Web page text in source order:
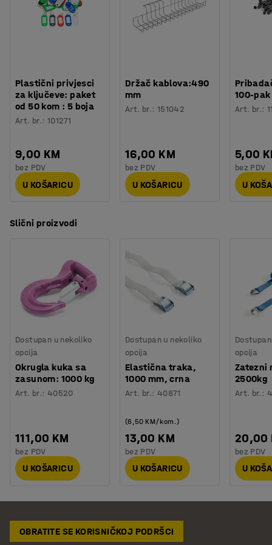
Plastični privjesci
za ključeve: paket
od 50 kom : 5 boja
Art. br.:101271
9,00 KM
bez PDV
U KOŠARICU
Držač kablova:490
mm
Art. br.: 151042
16,00 KM
bez PDV
U KOŠARICU
100-pak
Art. br.:
5,00
bez PDV
U
Slični proizvodi
Dostupan u nekoliko
opcija
Okrugla kuka sa
zasunom: 1000 kg
Art. br.: 40520
111,00 KM
bez PDV
U KOŠARICU
Dostupan u nekoliko
opcija
Elastična traka,
1000 mm, crna
Art. br.: 40871
13,00 KM
(6,50 KM/kom.)
bez PDV
U KOŠARICU
opcija
Zatezni
2500kg
Art. br.:
20,00
bez PDV
U
OBRATITE SE KORISNIČKOJ PODRŠCI